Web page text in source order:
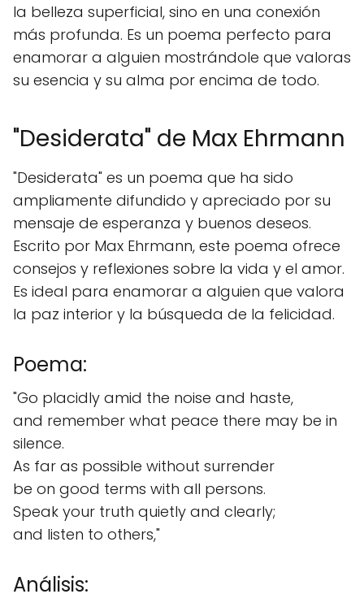
la belleza superficial, sino en una conexión
más profunda. Es un poema perfecto para
enamorar a alguien mostrándole que valoras
su esencia y su alma por encima de todo.
"Desiderata" de Max Ehrmann
"Desiderata" es un poema que ha sido
ampliamente difundido y apreciado por su
mensaje de esperanza y buenos deseos.
Escrito por Max Ehrmann, este poema ofrece
consejos y reflexiones sobre la vida y el amor.
Es ideal para enamorar a alguien que valora
la paz interior y la búsqueda de la felicidad.
Poema:
"Go placidly amid the noise and haste,
and remember what peace there may be in
silence.
As far as possible without surrender
be on good terms with all persons.
Speak your truth quietly and clearly;
and listen to others,"
Análisis: